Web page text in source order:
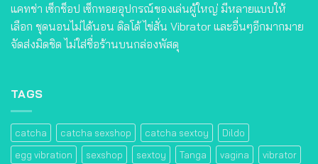
แคทช่า เซ็กช็อป เซ็กทอยอุปกรณ์ของเล่นผู้ใหญ่ มีหลายแบบให้
เลือก ชุดนอนไม่ได้นอน ดิลโด้ ไข่สั่น Vibrator และอื่นๆอีกมากมาย
จัดส่งมิดชิด ไม่ใส่ชื่อร้านบนกล่องพัสดุ
TAGS
catcha catcha sexshop catcha sextoy
Dildo
egg vibration
sexshop sextoy Tanga vagina vibrator